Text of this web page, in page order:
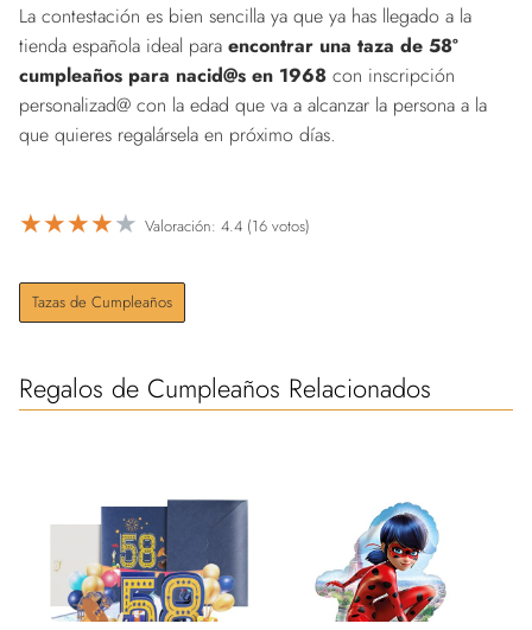
La contestación es bien sencilla ya que ya has llegado a la
tienda española ideal para encontrar una taza de 58º
cumpleaños para nacid@s en 1968 con inscripción
personalizad@ con la edad que va a alcanzar la persona a la
que quieres regalársela en próximo días.
★★★★★ Valoración: 4.4 (16 votos)
Tazas de Cumpleaños
Regalos de Cumpleaños Relacionados